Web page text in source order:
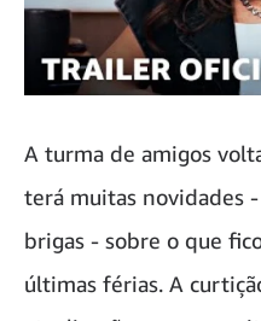
A turma de amigos
terá muitas novidades
brigas - sobre o que
últimas férias. A